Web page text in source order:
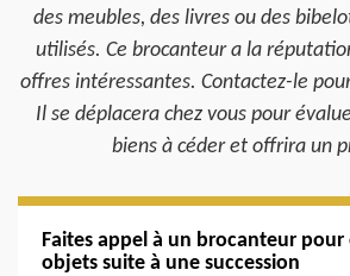
des meubles, des livres ou des
utilisés. Ce brocanteur a la
offres intéressantes. Contactez-le
Il se déplacera chez vous pour
biens à céder et offrira un
Faites appel à un brocanteur
objets suite à une succession